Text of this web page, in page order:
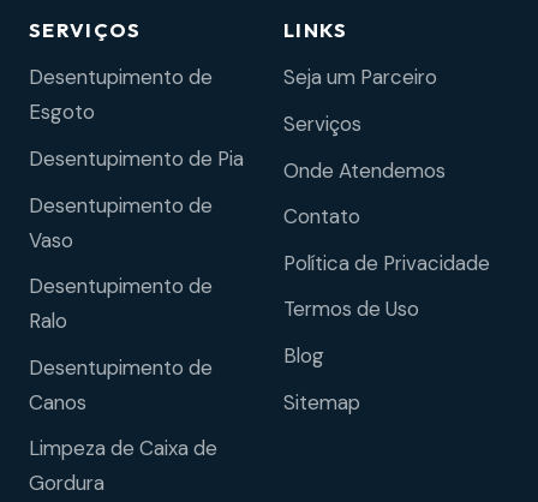
SERVIÇOS
Desentupimento de
Esgoto
Desentupimento de Pia
Desentupimento de
Vaso
Desentupimento de
Ralo
Desentupimento de
Canos
Limpeza de Caixa de
Gordura
LINKS
Seja um Parceiro
Serviços
Onde Atendemos
Contato
Política de Privacidade
Termos de Uso
Blog
Sitemap